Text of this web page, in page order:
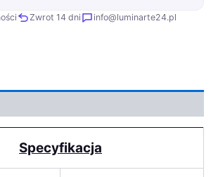
Zwrot 14 dni info@luminarte24.pl
Specyfikacja